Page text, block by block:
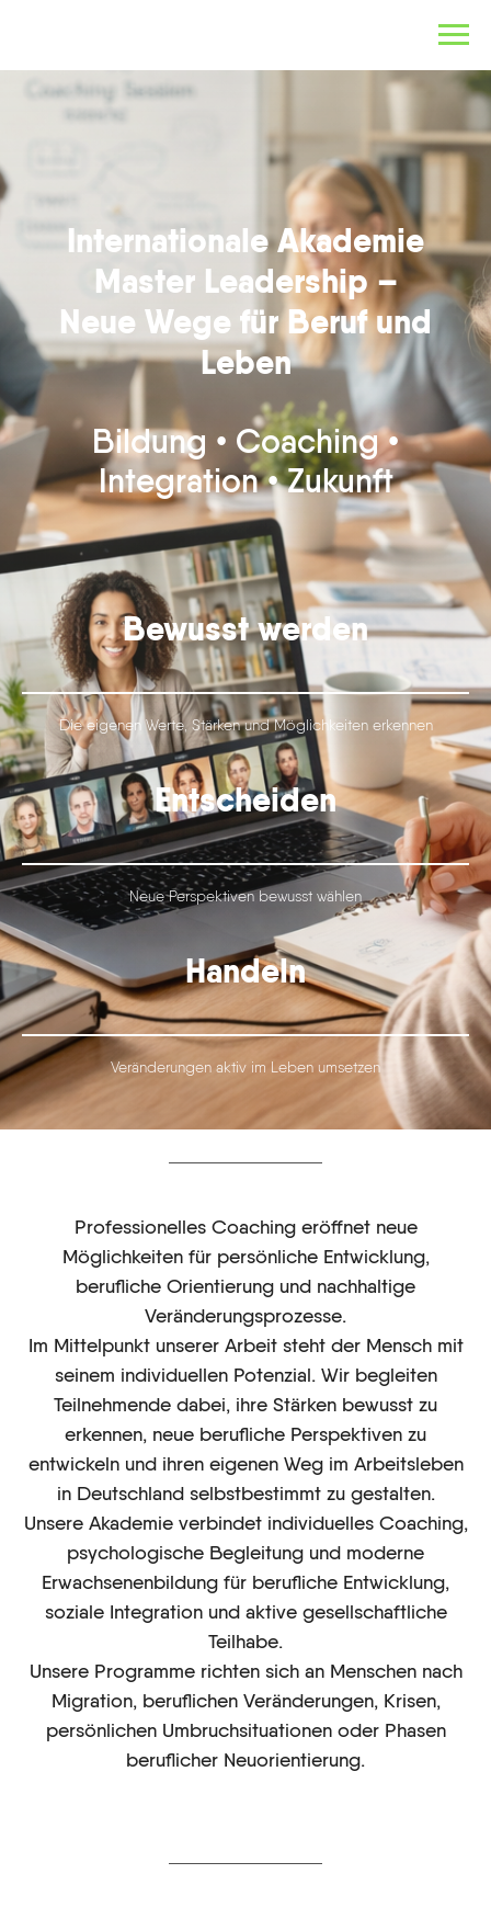
Internationale Akademie
Master Leadership –
Neue Wege für Beruf und
Leben
Bildung • Coaching •
Integration • Zukunft
Bewusst werden
Die eigenen Werte, Stärken und Möglichkeiten erkennen
Entscheiden
Neue Perspektiven bewusst wählen
Handeln
Veränderungen aktiv im Leben umsetzen
Professionelles Coaching eröffnet neue
Möglichkeiten für persönliche Entwicklung,
berufliche Orientierung und nachhaltige
Veränderungsprozesse.
Im Mittelpunkt unserer Arbeit steht der Mensch mit
seinem individuellen Potenzial. Wir begleiten
Teilnehmende dabei, ihre Stärken bewusst zu
erkennen, neue berufliche Perspektiven zu
entwickeln und ihren eigenen Weg im Arbeitsleben
in Deutschland selbstbestimmt zu gestalten.
Unsere Akademie verbindet individuelles Coaching,
psychologische Begleitung und moderne
Erwachsenenbildung für berufliche Entwicklung,
soziale Integration und aktive gesellschaftliche
Teilhabe.
Unsere Programme richten sich an Menschen nach
Migration, beruflichen Veränderungen, Krisen,
persönlichen Umbruchsituationen oder Phasen
beruflicher Neuorientierung.